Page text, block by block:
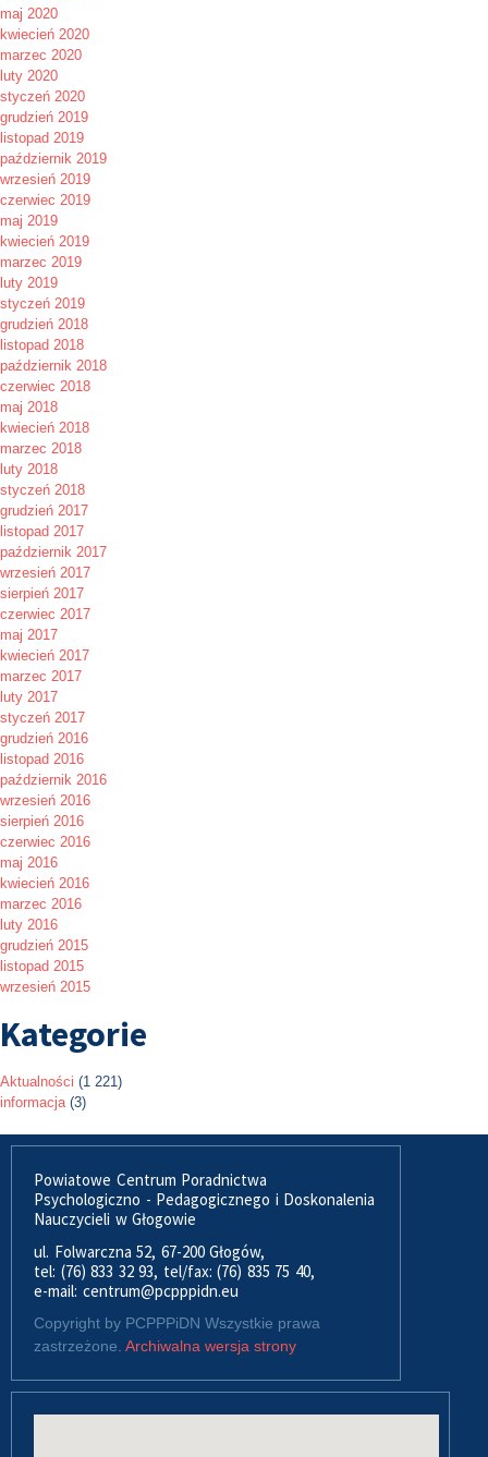
maj 2020
kwiecień 2020
marzec 2020
luty 2020
styczeń 2020
grudzień 2019
listopad 2019
październik 2019
wrzesień 2019
czerwiec 2019
maj 2019
kwiecień 2019
marzec 2019
luty 2019
styczeń 2019
grudzień 2018
listopad 2018
październik 2018
czerwiec 2018
maj 2018
kwiecień 2018
marzec 2018
luty 2018
styczeń 2018
grudzień 2017
listopad 2017
październik 2017
wrzesień 2017
sierpień 2017
czerwiec 2017
maj 2017
kwiecień 2017
marzec 2017
luty 2017
styczeń 2017
grudzień 2016
listopad 2016
październik 2016
wrzesień 2016
sierpień 2016
czerwiec 2016
maj 2016
kwiecień 2016
marzec 2016
luty 2016
grudzień 2015
listopad 2015
wrzesień 2015
Kategorie
Aktualności (1 221)
informacja(3)
Powiatowe Centrum Poradnictwa
Psychologiczno - Pedagogicznego i Doskonalenia
Nauczycieli w Głogowie
ul. Folwarczna 52, 67-200 Głogów,
tel: (76) 833 32 93, tel/fax: (76) 835 75 40,
e-mail: centrum@pcpppidn.eu
Copyright by PCPPPiDN Wszystkie prawa
zastrzeżone. Archiwalna wersja strony